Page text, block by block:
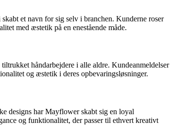
et navn for sig selv i branchen. Kunderne roser
med æstetik på en enestående måde.
håndarbejdere i alle aldre. Kundeanmeldelser
og æstetik i deres opbevaringsløsninger.
designs har Mayflower skabt sig en loyal
og funktionalitet, der passer til ethvert kreativt